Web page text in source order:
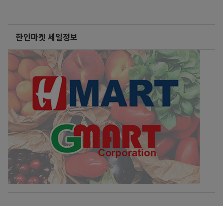
한인마켓 세일정보